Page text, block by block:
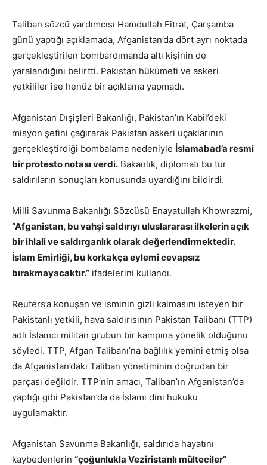
Taliban sözcü yardımcısı Hamdullah Fitrat, Çarşamba
günü yaptığı açıklamada, Afganistan’da dört ayrı noktada
gerçekleştirilen bombardımanda altı kişinin de
yaralandığını belirtti. Pakistan hükümeti ve askeri
yetkililer ise henüz bir açıklama yapmadı.
Afganistan Dışişleri Bakanlığı, Pakistan’ın Kabil’deki
misyon şefini çağırarak Pakistan askeri uçaklarının
gerçekleştirdiği bombalama nedeniyle İslamabad’a resmi
bir protesto notası verdi. Bakanlık, diplomatı bu tür
saldırıların sonuçları konusunda uyardığını bildirdi.
Milli Savunma Bakanlığı Sözcüsü Enayatullah Khowrazmi,
“Afganistan, bu vahşi saldırıyı uluslararası ilkelerin açık
bir ihlali ve saldırganlık olarak değerlendirmektedir.
İslam Emirliği, bu korkakça eylemi cevapsız
bırakmayacaktır.” ifadelerini kullandı.
Reuters’a konuşan ve isminin gizli kalmasını isteyen bir
Pakistanlı yetkili, hava saldırısının Pakistan Talibanı (TTP)
adlı İslamcı militan grubun bir kampına yönelik olduğunu
söyledi. TTP, Afgan Talibanı’na bağlılık yemini etmiş olsa
da Afganistan’daki Taliban yönetiminin doğrudan bir
parçası değildir. TTP’nin amacı, Taliban’ın Afganistan’da
yaptığı gibi Pakistan’da da İslami dini hukuku
uygulamaktır.
Afganistan Savunma Bakanlığı, saldırıda hayatını
kaybedenlerin “çoğunlukla Veziristanlı mülteciler”